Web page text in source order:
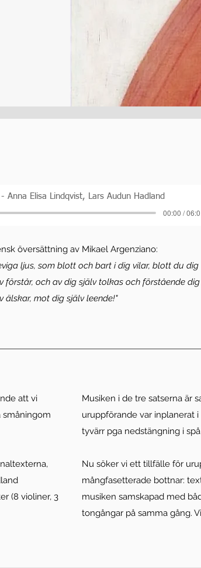
Anna Elisa Lindqvist, Lars Audun Hadland
00:00 /
översättning av Mikael Argenziano:
ljus, som blott och bart i dig vilar, blott du dig
förstår, och av dig själv tolkas och förstående dig
älskar, mot dig själv leende!"
att vi
småningom
(8 violiner, 3
Musiken i de tre satserna är
uruppförande var inplanerat
tyvärr pga nedstängning i
Nu söker vi ett tillfälle för
mångfasetterade bottnar:
musiken samskapad med
tongångar på samma gång.